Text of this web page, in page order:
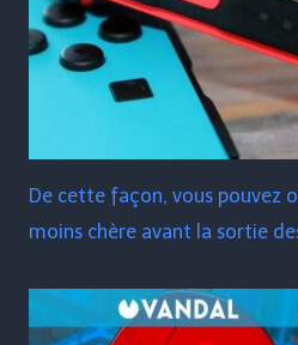
De cette façon, vous pouvez
moins chère avant la sortie